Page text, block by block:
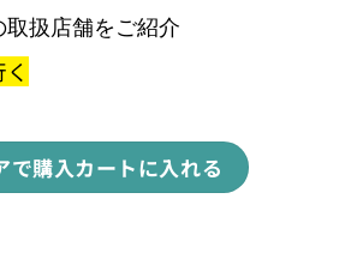
取扱店舗をご紹介
ント個
で購入カートに入れる